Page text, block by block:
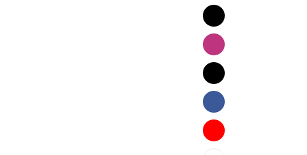
English
Pilipino
ภาษาไทย